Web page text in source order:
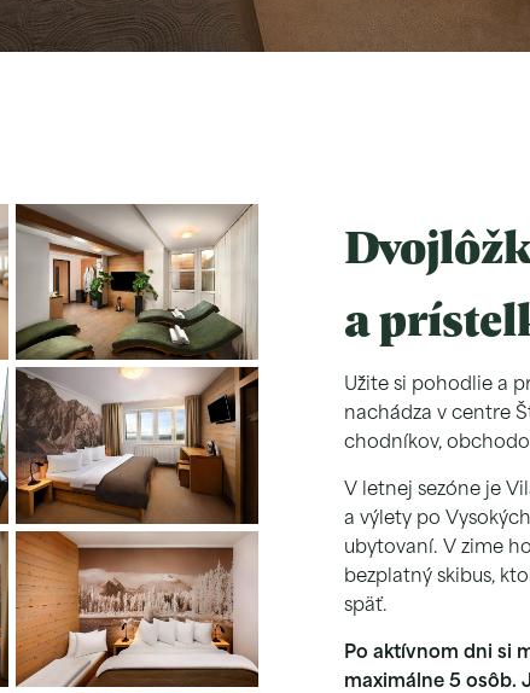
a
Užite si pohodlie a
nachádza v centre
chodníkov,
V letnej sezóne je
a výlety po
ubytovaní. V zime
bezplatný skibus,
späť.
Po aktívnom dni si
maximálne 5 osôb.